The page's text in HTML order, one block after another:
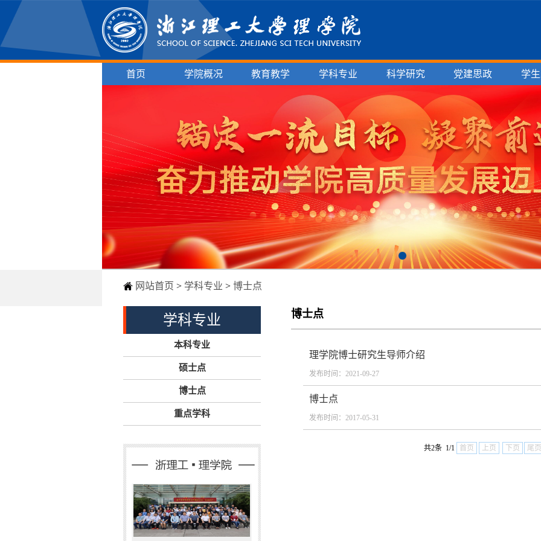
首页 学院概况 教育教学 学科专业 科学研究 党建思政 学
网站首页 > 学科专业 > 博士点
学科专业
本科专业
硕士点
博士点
重点学科
博士点
理学院博士研究生导师介绍
发布时间：2021-09-27
博士点
发布时间：2017-05-31
共2条 1/1 首页 上页 下页 尾页